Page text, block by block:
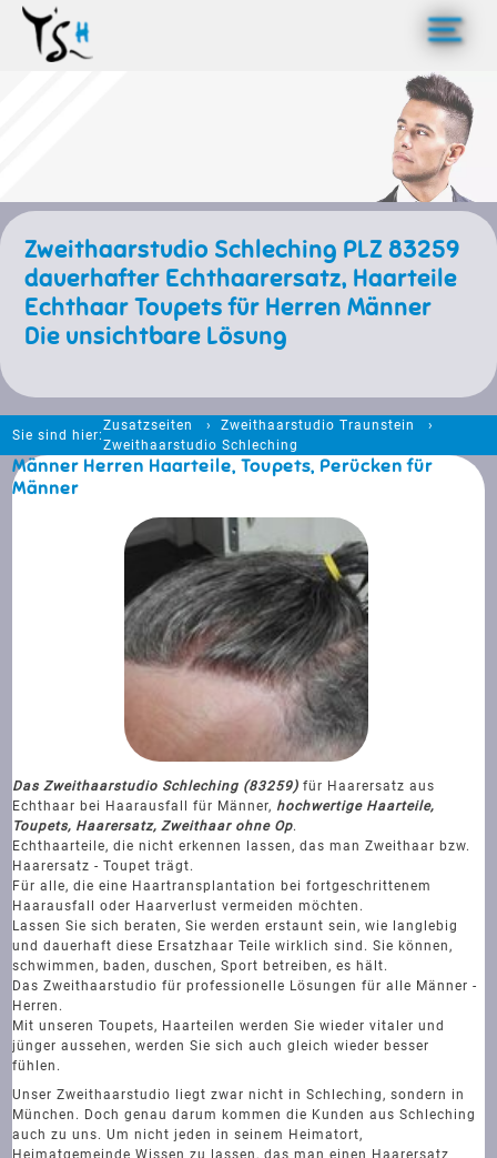
>
Zweithaarstudio Schleching PLZ 83259
dauerhafter Echthaarersatz, Haarteile
Echthaar Toupets für Herren Männer
Die unsichtbare Lösung
Sie sind hier:
Zusatzseiten
Zweithaarstudio Traunstein
Zweithaarstudio Schleching
Männer Herren Haarteile, Toupets, Perücken für
Männer
Das Zweithaarstudio Schleching (83259) für Haarersatz aus
Echthaar bei Haarausfall für Männer, hochwertige Haarteile,
Toupets, Haarersatz, Zweithaar ohne Op.
Echthaarteile, die nicht erkennen lassen, das man Zweithaar bzw.
Haarersatz - Toupet trägt.
Für alle, die eine Haartransplantation bei fortgeschrittenem
Haarausfall oder Haarverlust vermeiden möchten.
Lassen Sie sich beraten, Sie werden erstaunt sein, wie langlebig
und dauerhaft diese Ersatzhaar Teile wirklich sind. Sie können,
schwimmen, baden, duschen, Sport betreiben, es hält.
Das Zweithaarstudio für professionelle Lösungen für alle Männer -
Herren.
Mit unseren Toupets, Haarteilen werden Sie wieder vitaler und
jünger aussehen, werden Sie sich auch gleich wieder besser
fühlen.
Unser Zweithaarstudio liegt zwar nicht in Schleching, sondern in
München. Doch genau darum kommen die Kunden aus Schleching
auch zu uns. Um nicht jeden in seinem Heimatort,
Heimatgemeinde Wissen zu lassen, das man einen Haarersatz